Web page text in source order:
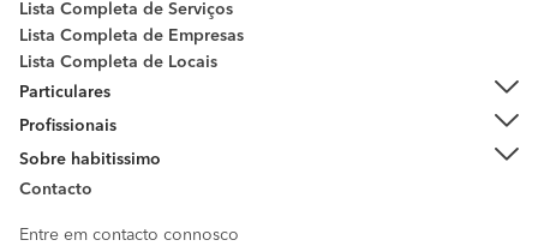
Lista Completa de Serviços
Lista Completa de Empresas
Lista Completa de Locais
Particulares
Profissionais
Sobre habitissimo
Contacto
Entre em contacto connosco